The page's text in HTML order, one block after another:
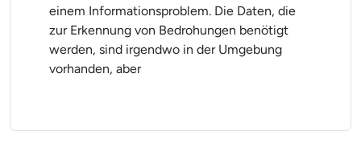
einem Informationsproblem. Die Daten, die
zur Erkennung von Bedrohungen benötigt
werden, sind irgendwo in der Umgebung
vorhanden, aber